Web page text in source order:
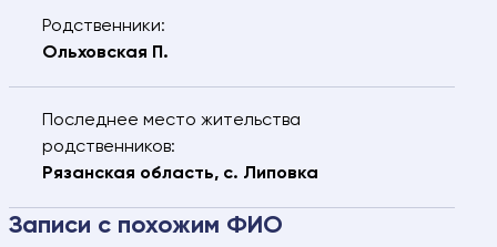
Родственники:
Ольховская П.
Последнее место жительства
родственников:
Рязанская область, с. Липовка
Записи с похожим ФИО